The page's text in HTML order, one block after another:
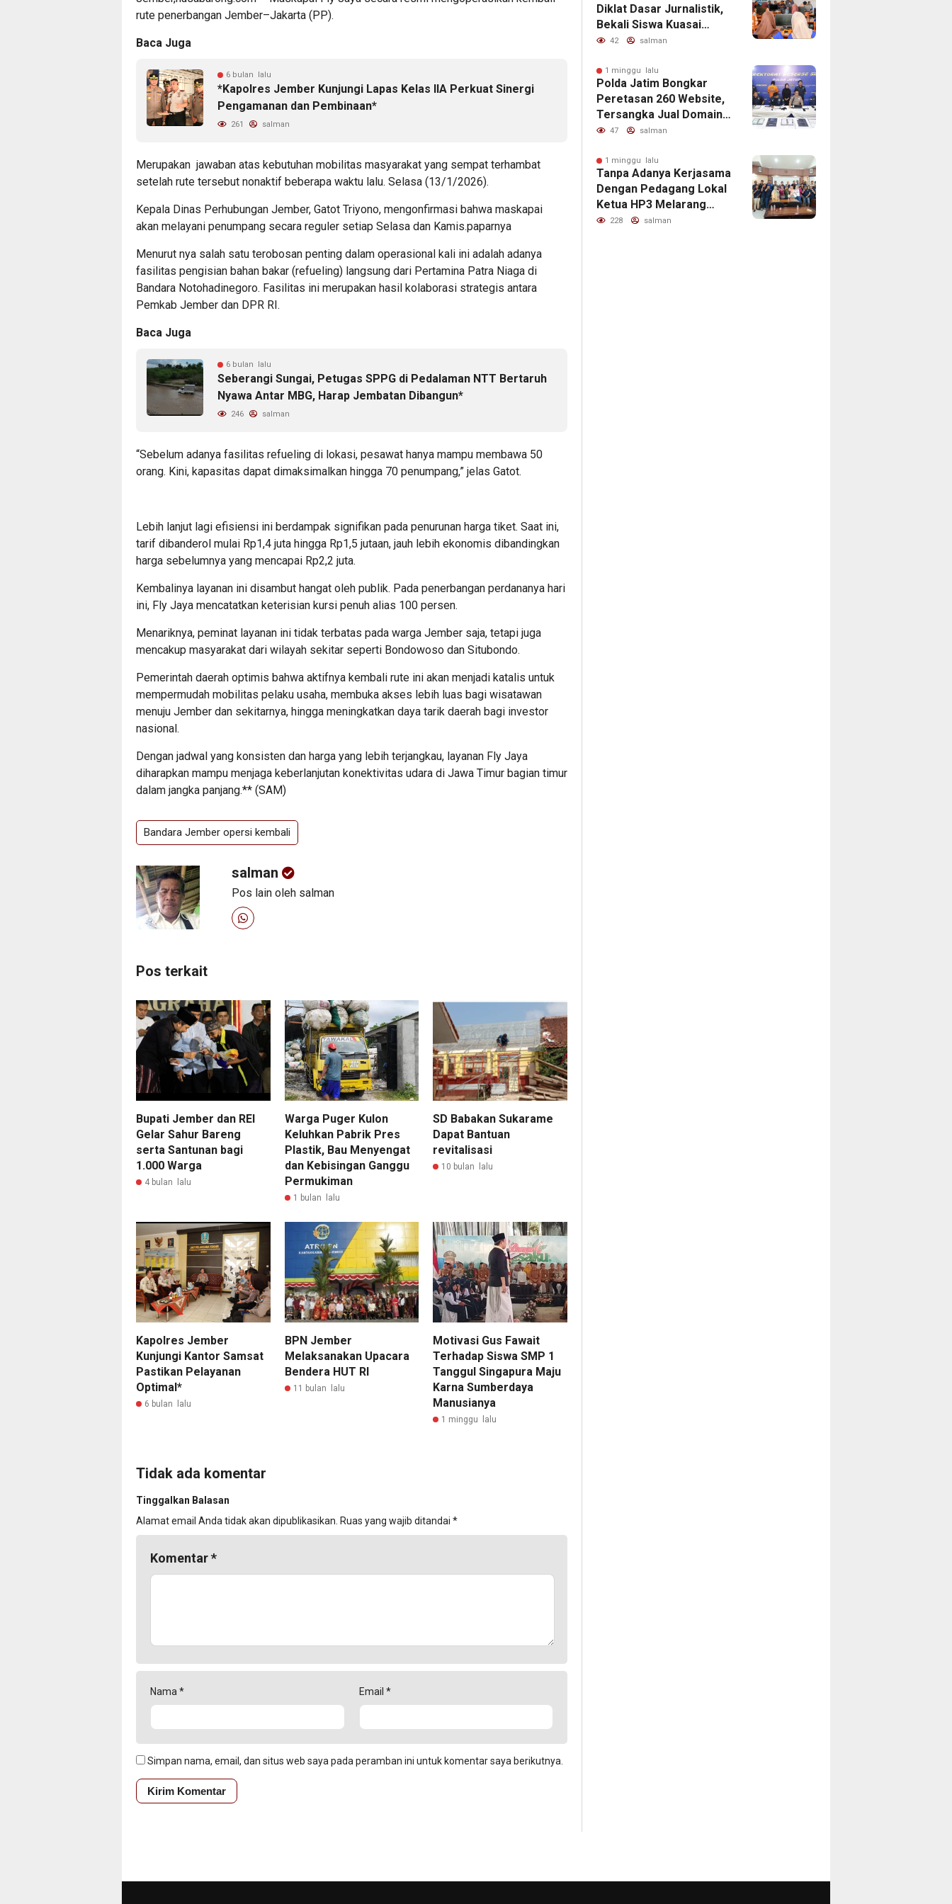
rute penerbangan Jember–Jakarta (PP).
Baca Juga
6 bulan lalu
*Kapolres Jember Kunjungi Lapas Kelas IIA Perkuat Sinergi
Pengamanan dan Pembinaan*
261 salman
Merupakan jawaban atas kebutuhan mobilitas masyarakat yang sempat terhambat
setelah rute tersebut nonaktif beberapa waktu lalu. Selasa (13/1/2026).
Kepala Dinas Perhubungan Jember, Gatot Triyono, mengonfirmasi bahwa maskapai
akan melayani penumpang secara reguler setiap Selasa dan Kamis.paparnya
Menurut nya salah satu terobosan penting dalam operasional kali ini adalah adanya
fasilitas pengisian bahan bakar (refueling) langsung dari Pertamina Patra Niaga di
Bandara Notohadinegoro. Fasilitas ini merupakan hasil kolaborasi strategis antara
Pemkab Jember dan DPR RI.
Baca Juga
6 bulan lalu
Seberangi Sungai, Petugas SPPG di Pedalaman NTT Bertaruh
Nyawa Antar MBG, Harap Jembatan Dibangun*
246 salman
“Sebelum adanya fasilitas refueling di lokasi, pesawat hanya mampu membawa 50
orang. Kini, kapasitas dapat dimaksimalkan hingga 70 penumpang,” jelas Gatot.
Lebih lanjut lagi efisiensi ini berdampak signifikan pada penurunan harga tiket. Saat ini,
tarif dibanderol mulai Rp1,4 juta hingga Rp1,5 jutaan, jauh lebih ekonomis dibandingkan
harga sebelumnya yang mencapai Rp2,2 juta.
Kembalinya layanan ini disambut hangat oleh publik. Pada penerbangan perdananya hari
ini, Fly Jaya mencatatkan keterisian kursi penuh alias 100 persen.
Menariknya, peminat layanan ini tidak terbatas pada warga Jember saja, tetapi juga
mencakup masyarakat dari wilayah sekitar seperti Bondowoso dan Situbondo.
Pemerintah daerah optimis bahwa aktifnya kembali rute ini akan menjadi katalis untuk
mempermudah mobilitas pelaku usaha, membuka akses lebih luas bagi wisatawan
menuju Jember dan sekitarnya, hingga meningkatkan daya tarik daerah bagi investor
nasional.
Dengan jadwal yang konsisten dan harga yang lebih terjangkau, layanan Fly Jaya
diharapkan mampu menjaga keberlanjutan konektivitas udara di Jawa Timur bagian timur
dalam jangka panjang.** (SAM)
Bandara Jember opersi kembali
salman
Pos lain oleh salman
Pos terkait
Bupati Jember dan REI
Gelar Sahur Bareng
serta Santunan bagi
1.000 Warga
4 bulan lalu
Warga Puger Kulon
Keluhkan Pabrik Pres
Plastik, Bau Menyengat
dan Kebisingan Ganggu
Permukiman
1 bulan lalu
SD Babakan Sukarame
Dapat Bantuan
revitalisasi
10 bulan lalu
Kapolres Jember
Kunjungi Kantor Samsat
Pastikan Pelayanan
Optimal*
6 bulan lalu
BPN Jember
Melaksanakan Upacara
Bendera HUT RI
11 bulan lalu
Motivasi Gus Fawait
Terhadap Siswa SMP 1
Tanggul Singapura Maju
Karna Sumberdaya
Manusianya
1 minggu lalu
Tidak ada komentar
Tinggalkan Balasan
Alamat email Anda tidak akan dipublikasikan. Ruas yang wajib ditandai *
Komentar*
Nama * Email *
Simpan nama, email, dan situs web saya pada peramban ini untuk komentar saya berikutnya.
Diklat Dasar Jurnalistik,
Bekali Siswa Kuasai
Teknik Menulis Berita
Beretika
42 salman
1 minggu lalu
Polda Jatim Bongkar
Peretasan 260 Website,
Tersangka Jual Domain
untuk Promosi Judi
47 salman
1 minggu lalu
Tanpa Adanya Kerjasama
Dengan Pedagang Lokal
Ketua HP3 Melarang
Aktifitas Pedagang Ikan
228 salman